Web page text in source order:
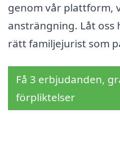
genom vår plattform,
ansträngning. Låt oss
rätt familjejurist som
Få 3 erbjudanden,
förpliktelser